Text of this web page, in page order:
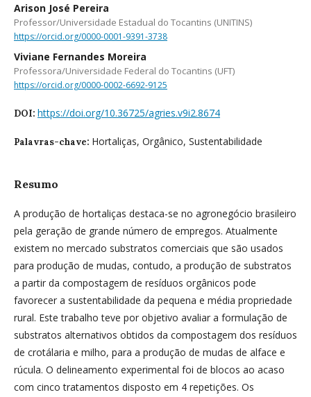
Arison José Pereira
Professor/Universidade Estadual do Tocantins (UNITINS)
https://orcid.org/0000-0001-9391-3738
Viviane Fernandes Moreira
Professora/Universidade Federal do Tocantins (UFT)
https://orcid.org/0000-0002-6692-9125
DOI: https://doi.org/10.36725/agries.v9i2.8674
Palavras-chave: Hortaliças, Orgânico, Sustentabilidade
Resumo
A produção de hortaliças destaca-se no agronegócio brasileiro
pela geração de grande número de empregos. Atualmente
existem no mercado substratos comerciais que são usados
para produção de mudas, contudo, a produção de substratos
a partir da compostagem de resíduos orgânicos pode
favorecer a sustentabilidade da pequena e média propriedade
rural. Este trabalho teve por objetivo avaliar a formulação de
substratos alternativos obtidos da compostagem dos resíduos
de crotálaria e milho, para a produção de mudas de alface e
rúcula. O delineamento experimental foi de blocos ao acaso
com cinco tratamentos disposto em 4 repetições. Os